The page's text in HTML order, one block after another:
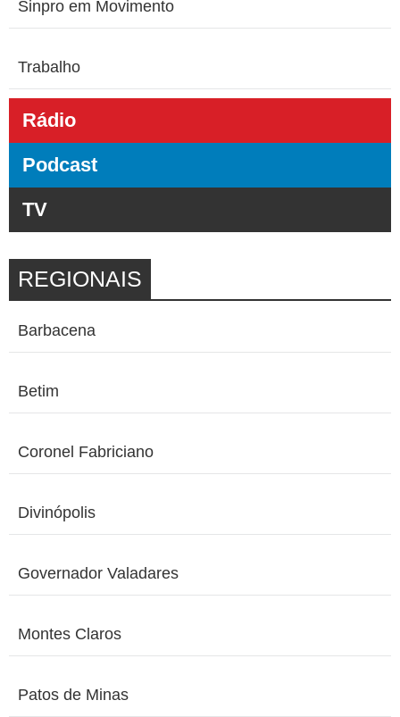
Sinpro em Movimento
Trabalho
Rádio
Podcast
TV
REGIONAIS
Barbacena
Betim
Coronel Fabriciano
Divinópolis
Governador Valadares
Montes Claros
Patos de Minas